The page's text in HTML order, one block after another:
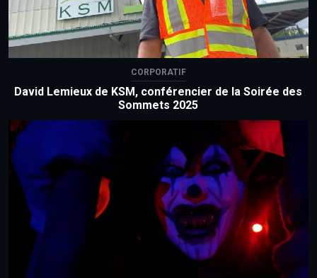
CORPORATIF
David Lemieux de KSM, conférencier de la Soirée des
Sommets 2025